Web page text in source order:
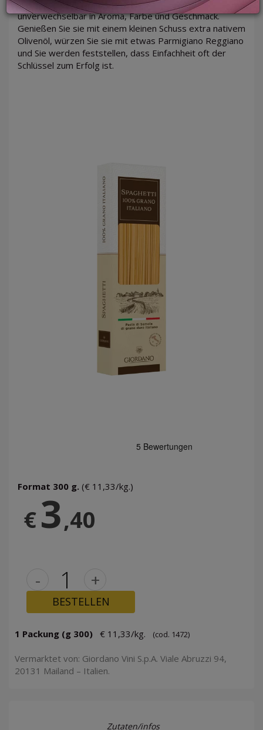
LOGIN
Pasta von großer Qualität, elastisch, fest und
unverwechselbar in Aroma, Farbe und Geschmack.
Genießen Sie sie mit einem kleinen Schuss extra nativem
Olivenöl, würzen Sie sie mit etwas Parmigiano Reggiano
und Sie werden feststellen, dass Einfachheit oft der
Schlüssel zum Erfolg ist.
Format 300 g. (€ 11,33/kg.)
€3,40
- +
BESTELLEN
1 Packung (g 300) € 11,33/kg. (cod. 1472)
Vermarktet von: Giordano Vini S.p.A. Viale Abruzzi 94,
20131 Mailand – Italien.
Zutaten/infos